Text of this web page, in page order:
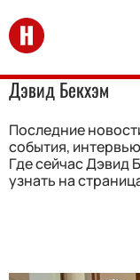
Перейти на главную
Дэвид Бекхэм
Последние
события,
Где сейчас Дэвид
узнать на